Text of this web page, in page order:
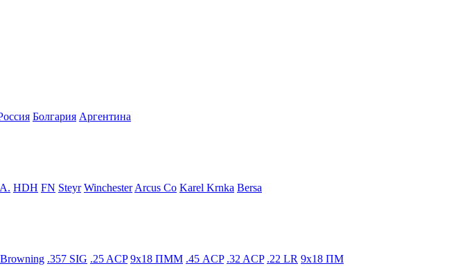
Болгария Аргентина
HDH FN Steyr Winchester Arcus Co Karel Krnka Bersa
.357 SIG .25 ACP 9x18 ПММ .45 ACP .32 ACP .22 LR 9x18 ПМ